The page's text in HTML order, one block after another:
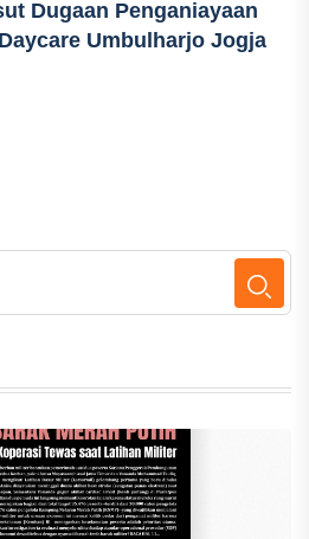
Dugaan Penganiayaan
Umbulharjo Jogja